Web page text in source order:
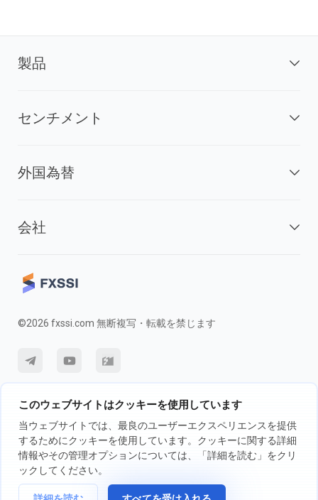
このウェブサイトはクッキーを使用しています
当ウェブサイトでは、最良のユーザーエクスペリエンスを提供
するためにクッキーを使用しています。クッキーに関する詳細
情報やその管理オプションについては、「詳細を読む」をクリ
ックしてください。
製品
センチメント
外国為替
会社
©2026 fxssi.com 無断複写・転載を禁じます
利用規約 プライバシーポリシー
リスク開示
クッキーポリシー
FXSSI LTDが運営するウェブサイト登録番号：13534801（イングラン